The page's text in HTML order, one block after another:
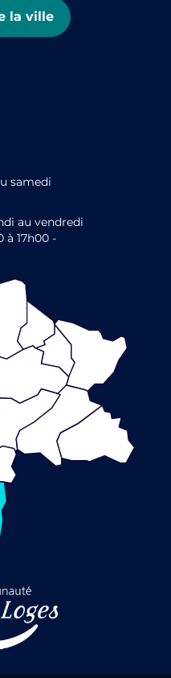
la ville
samedi
au vendredi
à 17h00 -